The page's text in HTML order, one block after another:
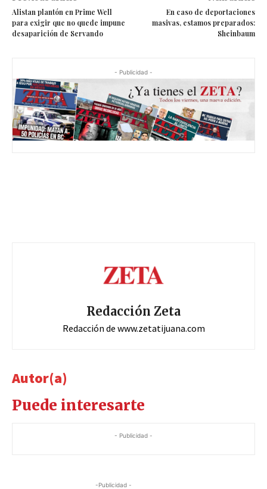
Alistan plantón en Prime Well
para exigir que no quede impune
desaparición de Servando
En caso de deportaciones
masivas, estamos preparados:
Sheinbaum
- Publicidad -
Redacción Zeta
Redacción de www.zetatijuana.com
Autor(a)
Puede interesarte
- Publicidad -
-Publicidad -